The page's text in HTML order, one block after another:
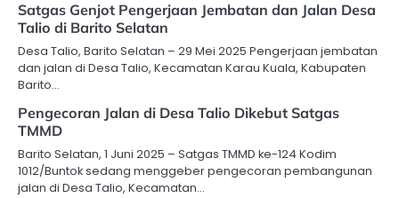
Satgas Genjot Pengerjaan Jembatan dan Jalan Desa
Talio di Barito Selatan
Desa Talio, Barito Selatan – 29 Mei 2025 Pengerjaan jembatan
dan jalan di Desa Talio, Kecamatan Karau Kuala, Kabupaten
Barito…
Pengecoran Jalan di Desa Talio Dikebut Satgas
TMMD
Barito Selatan, 1 Juni 2025 – Satgas TMMD ke-124 Kodim
1012/Buntok sedang menggeber pengecoran pembangunan
jalan di Desa Talio, Kecamatan…